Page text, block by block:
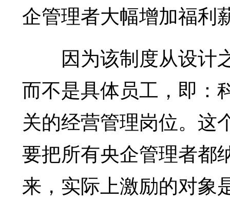
企管理者大幅增加福利
因为该制度从设计
而不是具体员工，即：
关的经营管理岗位。这
要把所有央企管理者都
来，实际上激励的对象